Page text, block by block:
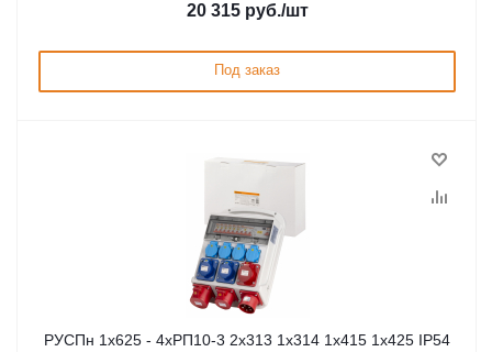
20 315руб./шт
Под заказ
РУСПн 1х625 - 4хРП10-3 2х313 1х314 1х415 1х425 IP54